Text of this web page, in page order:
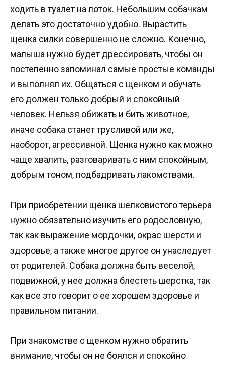
ходить в туалет на лоток. Небольшим собачкам
делать это достаточно удобно. Вырастить
щенка силки совершенно не сложно. Конечно,
малыша нужно будет дрессировать, чтобы он
постепенно запоминал самые простые команды
и выполнял их. Общаться с щенком и обучать
его должен только добрый и спокойный
человек. Нельзя обижать и бить животное,
иначе собака станет трусливой или же,
наоборот, агрессивной. Щенка нужно как можно
чаще хвалить, разговаривать с ним спокойным,
добрым тоном, подбадривать лакомствами.
При приобретении щенка шелковистого терьера
нужно обязательно изучить его родословную,
так как выражение мордочки, окрас шерсти и
здоровье, а также многое другое он унаследует
от родителей. Собака должна быть веселой,
подвижной, у нее должна блестеть шерстка, так
как все это говорит о ее хорошем здоровье и
правильном питании.
При знакомстве с щенком нужно обратить
внимание, чтобы он не боялся и спокойно